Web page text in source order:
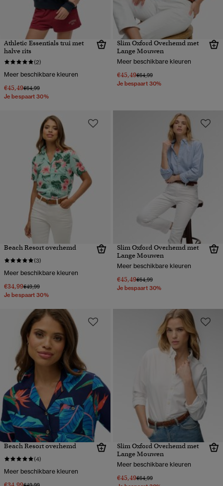
Athletic Essentials trui met
halve rits
(2)
Meer beschikbare kleuren
€45,49Prijs verlaagd van
€64,99naar
Je bespaart 30%
Slim Oxford Overhemd met
Lange Mouwen
Meer beschikbare kleuren
€45,49Prijs verlaagd van
€64,99naar
Je bespaart 30%
Beach Resort overhemd
(3)
Meer beschikbare kleuren
€34,99Prijs verlaagd van
€49,99naar
Je bespaart 30%
Slim Oxford Overhemd met
Lange Mouwen
Meer beschikbare kleuren
€45,49Prijs verlaagd van
€64,99naar
Je bespaart 30%
Beach Resort overhemd
(4)
Meer beschikbare kleuren
Prijs verlaagd van
naar
Slim Oxford Overhemd met
Lange Mouwen
Meer beschikbare kleuren
€45,49Prijs verlaagd van
€64,99naar